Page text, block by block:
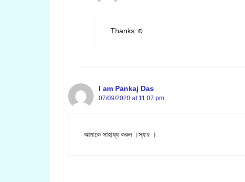
Thanks ☺️
I am Pankaj Das
07/09/2020 at 11:07 pm
আমাকে সাহায্য করুন ।স্যার ।